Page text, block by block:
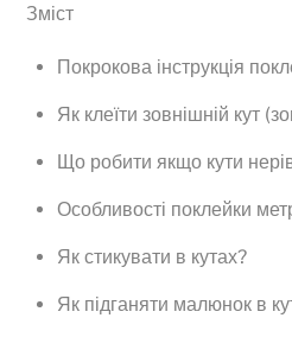
Зміст
Покрокова інструкція
Як клеїти зовнішній кут
Що робити якщо кути
Особливості поклейки
Як стикувати в кутах?
Як підганяти малюнок в